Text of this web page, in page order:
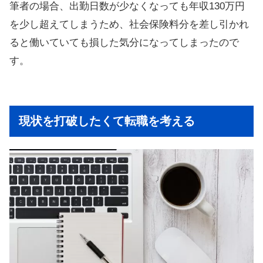
筆者の場合、出勤日数が少なくなっても年収130万円
を少し超えてしまうため、社会保険料分を差し引かれ
ると働いていても損した気分になってしまったので
す。
現状を打破したくて転職を考える